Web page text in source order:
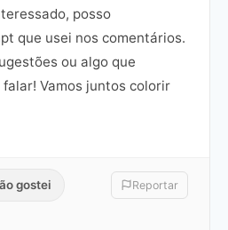
posso
que usei nos comentários.
ou algo que
Vamos juntos colorir
gostei Reportar